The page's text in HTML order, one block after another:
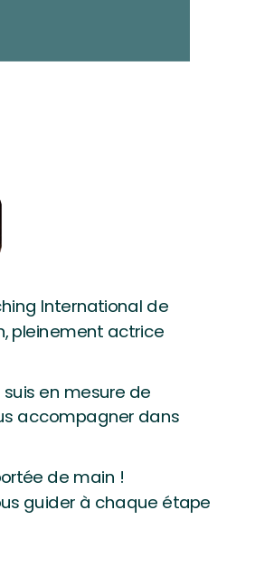
International de
pleinement actrice
en mesure de
accompagner dans
de main !
guider à chaque étape